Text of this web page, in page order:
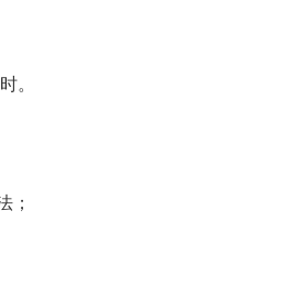
。
；